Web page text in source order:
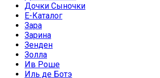
Дочки Сыночки
Е-Каталог
Зара
Зарина
Зенден
Золла
Ив Роше
Иль де Ботэ